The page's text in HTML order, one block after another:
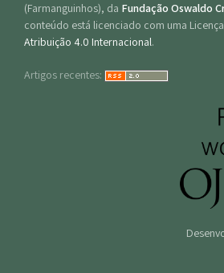
(Farmanguinhos), da Fundação Oswaldo
conteúdo está licenciado com uma Licença
Atribuição 4.0 Internacional.
Artigos recentes: